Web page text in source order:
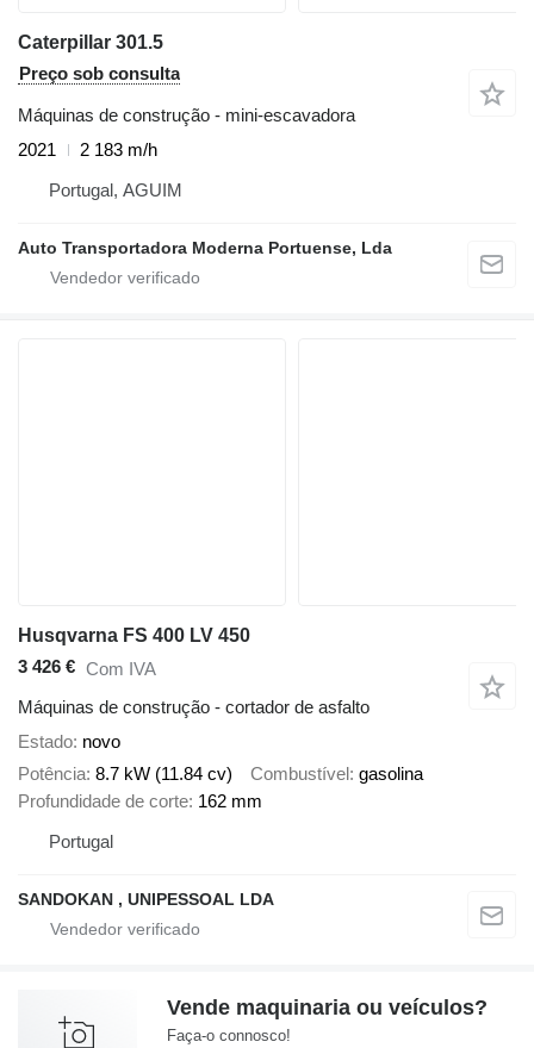
Caterpillar 301.5
Preço sob consulta
Máquinas de construção - mini-escavadora
2021
2 183 m/h
Portugal, AGUIM
Auto Transportadora Moderna Portuense, Lda
Husqvarna FS 400 LV 450
3 426 € Com IVA
Máquinas de construção - cortador de asfalto
Estado novo
Potência 8.7 kW (11.84 cv) Combustível gasolina
Profundidade de corte 162 mm
Portugal
SANDOKAN , UNIPESSOAL LDA
Vende maquinaria ou veículos?
Faça-o connosco!